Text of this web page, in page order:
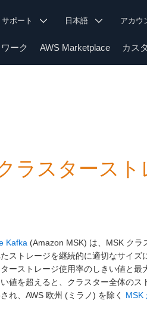
サポート 日本語 アカ
ーク AWS Marketplace カス
ラスタース
Kafka (Amazon MSK) は、MSK クラ
ストレージを継続的に適切なサイ
ーストレージ使用率のしきい値と
値を超えると、クラスター全体の
れ、AWS 欧州 (ミラノ) を除く MSK